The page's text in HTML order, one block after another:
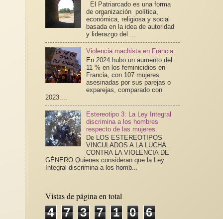
El Patriarcado es una forma
de organización política,
económica, religiosa y social
basada en la idea de autoridad
y liderazgo del ...
Violencia machista en Francia
En 2024 hubo un aumento del
11 % en los feminicidios en
Francia, con 107 mujeres
asesinadas por sus parejas o
exparejas, comparado con
2023....
Estereotipo 3: La Ley Integral
discrimina a los hombres
respecto de las mujeres.
De LOS ESTEREOTIPOS
VINCULADOS A LA LUCHA
CONTRA LA VIOLENCIA DE
GÉNERO Quienes consideran que la Ley
Integral discrimina a los homb...
Vistas de página en total
4 7 3 7 1 0 6